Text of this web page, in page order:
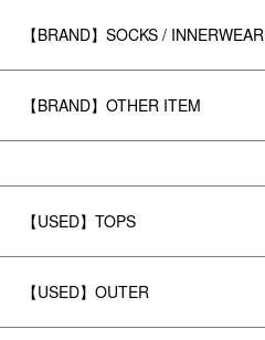
【BRAND】SOCKS / INNERWEAR
【BRAND】OTHER ITEM
【USED】TOPS
【USED】OUTER